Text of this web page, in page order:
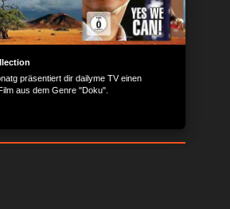
präsentiert dir dailyme TV einen
aus dem Genre "Doku".